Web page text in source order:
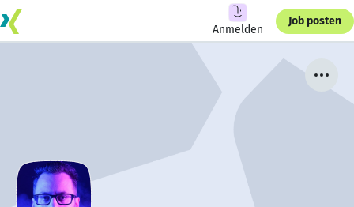
Anmelden
Job posten